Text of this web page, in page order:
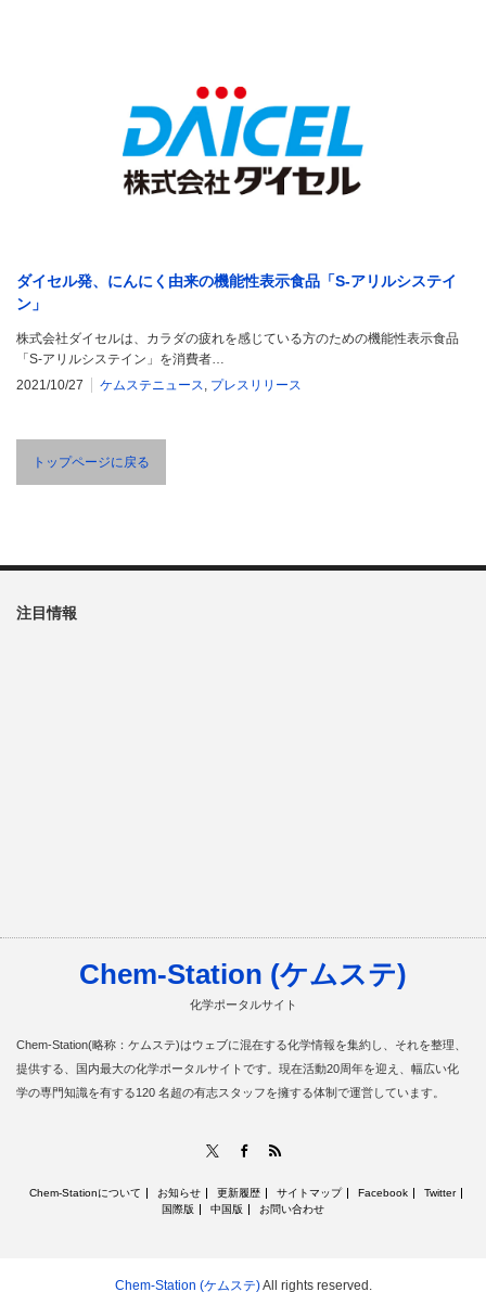
ダイセル発、にんにく由来の機能性表示食品「S-アリルシステイ
ン」
株式会社ダイセルは、カラダの疲れを感じている方のための機能性表示食品
「S-アリルシステイン」を消費者…
2021/10/27
ケムステニュース, プレスリリース
トップページに戻る
注目情報
Chem-Station (ケムステ)
化学ポータルサイト
Chem-Station(略称：ケムステ)はウェブに混在する化学情報を集約し、それを整理、
提供する、国内最大の化学ポータルサイトです。現在活動20周年を迎え、幅広い化
学の専門知識を有する120 名超の有志スタッフを擁する体制で運営しています。
Facebook
Chem-Stationについて お知らせ 更新履歴 サイトマップ Facebook
Twitter
国際版
中国版 お問い合わせ
Chem-Station (ケムステ)All rights reserved.